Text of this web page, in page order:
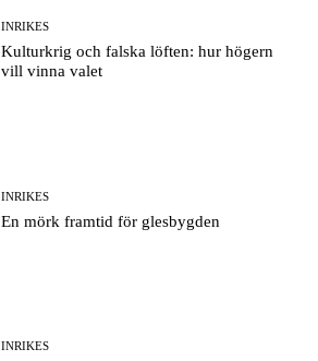
INRIKES
Kulturkrig och falska löften: hur högern
vill vinna valet
INRIKES
En mörk framtid för glesbygden
INRIKES